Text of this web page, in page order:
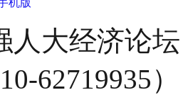
人大经济论
62719935）